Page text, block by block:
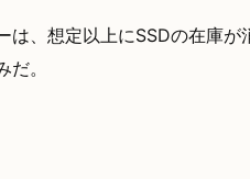
は、想定以上にSSDの在庫
。